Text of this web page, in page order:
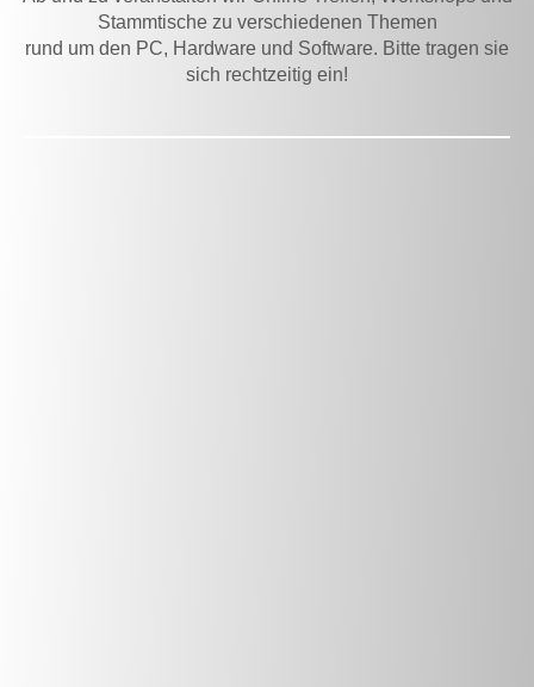
Stammtische zu verschiedenen Themen
rund um den PC, Hardware und Software. Bitte tragen sie
sich rechtzeitig ein!